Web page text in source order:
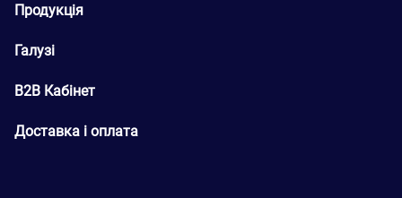
Продукція
Галузі
B2B Кабінет
Доставка і оплата